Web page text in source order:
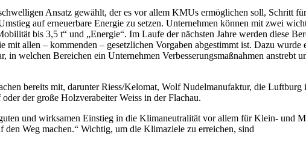
Ansatz gewählt, der es vor allem KMUs ermöglichen soll, Schritt
auf erneuerbare Energie zu setzen. Unternehmen können mit zwei
bis 3,5 t“ und „Energie“. Im Laufe der nächsten Jahre werden diese
mit allen – kommenden – gesetzlichen Vorgaben abgestimmt ist. Dazu
in welchen Bereichen ein Unternehmen Verbesserungsmaßnahmen anstrebt
bereits mit, darunter Riess/Kelomat, Wolf Nudelmanufaktur, die Luftburg
der große Holzverabeiter Weiss in der Flachau.
und wirksamen Einstieg in die Klimaneutralität vor allem für Klein- und
den Weg machen.“ Wichtig, um die Klimaziele zu erreichen, sind